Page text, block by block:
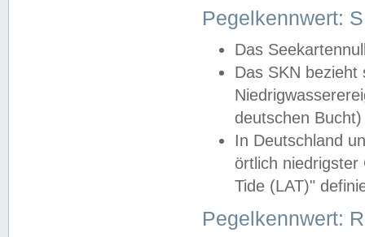
Pegelkennwert:
Das
Das SKN
deutschen
In Deutschland
örtlich
Tide (LAT)"
Pegelkennwert: